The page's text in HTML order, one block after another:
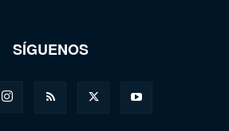
SÍGUENOS